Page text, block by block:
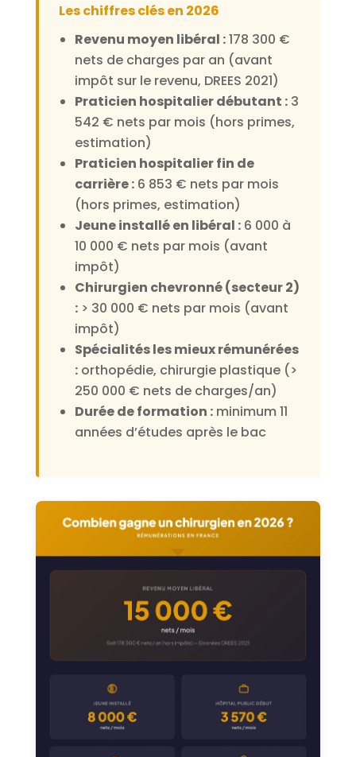
Les chiffres clés en 2026
Revenu moyen libéral :178 300 €
nets de charges par an (avant
impôt sur le revenu, DREES 2021)
Praticien hospitalier débutant :3
542 € nets par mois (hors primes,
estimation)
Praticien hospitalier fin de
carrière :6 853 € nets par mois
(hors primes, estimation)
Jeune installé en libéral :6 000 à
10 000 € nets par mois (avant
impôt)
Chirurgien chevronné (secteur 2)
:> 30 000 € nets par mois (avant
impôt)
Spécialités les mieux rémunérées
:orthopédie, chirurgie plastique (>
250 000 € nets de charges/an)
Durée de formation :minimum 11
années d’études après le bac